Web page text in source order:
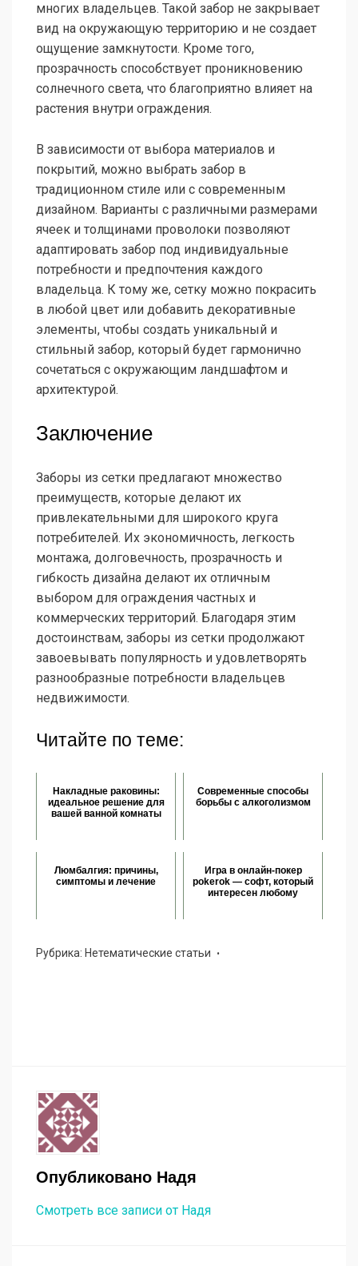
многих владельцев. Такой забор не закрывает
вид на окружающую территорию и не создает
ощущение замкнутости. Кроме того,
прозрачность способствует проникновению
солнечного света, что благоприятно влияет на
растения внутри ограждения.
В зависимости от выбора материалов и
покрытий, можно выбрать забор в
традиционном стиле или с современным
дизайном. Варианты с различными размерами
ячеек и толщинами проволоки позволяют
адаптировать забор под индивидуальные
потребности и предпочтения каждого
владельца. К тому же, сетку можно покрасить
в любой цвет или добавить декоративные
элементы, чтобы создать уникальный и
стильный забор, который будет гармонично
сочетаться с окружающим ландшафтом и
архитектурой.
Заключение
Заборы из сетки предлагают множество
преимуществ, которые делают их
привлекательными для широкого круга
потребителей. Их экономичность, легкость
монтажа, долговечность, прозрачность и
гибкость дизайна делают их отличным
выбором для ограждения частных и
коммерческих территорий. Благодаря этим
достоинствам, заборы из сетки продолжают
завоевывать популярность и удовлетворять
разнообразные потребности владельцев
недвижимости.
Читайте по теме:
Накладные раковины:
идеальное решение для
вашей ванной комнаты
Современные способы
борьбы с алкоголизмом
Люмбалгия: причины,
симптомы и лечение
Игра в онлайн-покер
pokerok — софт, который
интересен любому
Рубрика: Нетематические статьи
Опубликовано Надя
Смотреть все записи от Надя